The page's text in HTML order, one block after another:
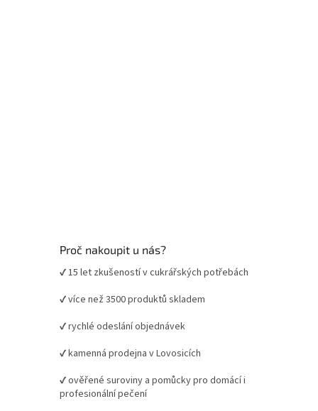
Proč nakoupit u nás?
✔ 15 let zkušeností v cukrářských potřebách
✔ více než 3500 produktů skladem
✔ rychlé odeslání objednávek
✔ kamenná prodejna v Lovosicích
✔ ověřené suroviny a pomůcky pro domácí i
profesionální pečení